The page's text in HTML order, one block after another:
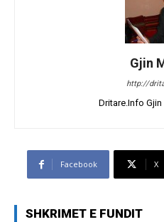
Gjin
http://
Dritare.Info
Facebook X
SHKRIMET E FUNDIT